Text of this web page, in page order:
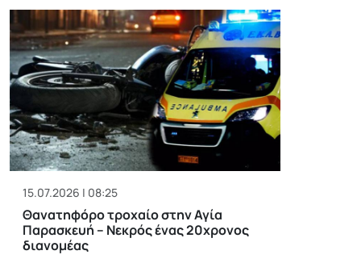
15.07.2026 | 08:25
Θανατηφόρο τροχαίο στην Αγία
Παρασκευή – Νεκρός ένας 20χρονος
διανομέας